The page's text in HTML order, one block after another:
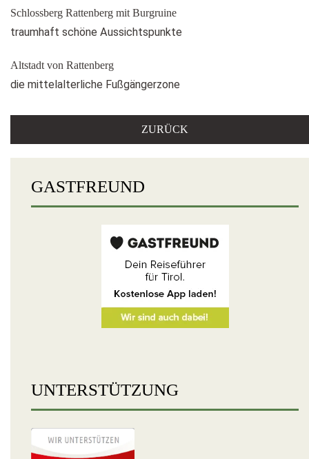
Schlossberg Rattenberg mit Burgruine
traumhaft schöne Aussichtspunkte
Altstadt von Rattenberg
die mittelalterliche Fußgängerzone
ZURÜCK
GASTFREUND
UNTERSTÜTZUNG